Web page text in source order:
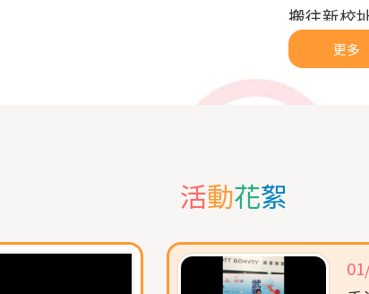
搬往新校
座落於新
美，地方
更多
活動花絮